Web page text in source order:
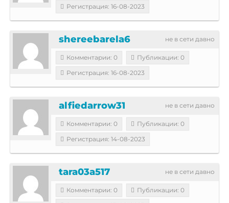
Регистрация: 16-08-2023
не в сети давно
shereebarela6
Комментарии: 0
Публикации: 0
Регистрация: 16-08-2023
не в сети давно
alfiedarrow31
Комментарии: 0
Публикации: 0
Регистрация: 14-08-2023
не в сети давно
tara03a517
Комментарии: 0
Публикации: 0